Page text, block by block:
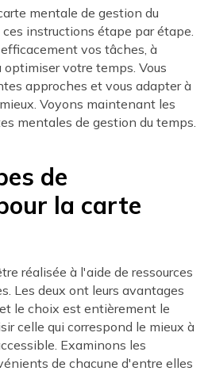
mentale de gestion du
instructions étape par étape.
vos tâches, à
votre temps. Vous
approches et vous adapter à
Voyons maintenant les
mentales de gestion du temps.
de
la carte
réalisée à l'aide de ressources
Les deux ont leurs avantages
le choix est entièrement le
celle qui correspond le mieux à
Examinons les
de chacune d'entre elles